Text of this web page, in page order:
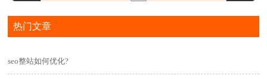
热门文章
seo整站如何优化?